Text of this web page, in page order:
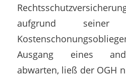
aufgrund
Ausgang eines
abwarten, ließ der OGH